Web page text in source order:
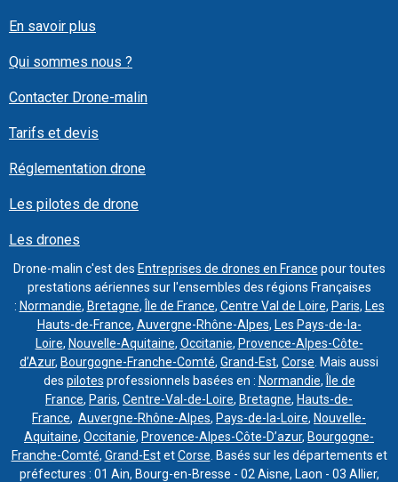
En savoir plus
Qui sommes nous ?
Contacter Drone-malin
Tarifs et devis
Réglementation drone
Les pilotes de drone
Les drones
Drone-malin c'est des Entreprises de drones en France pour toutes
prestations aériennes sur l'ensembles des régions Françaises
: Normandie, Bretagne, Île de France, Centre Val de Loire, Paris, Les
Hauts-de-France, Auvergne-Rhône-Alpes, Les Pays-de-la-
Loire, Nouvelle-Aquitaine, Occitanie, Provence-Alpes-Côte-
d’Azur, Bourgogne-Franche-Comté, Grand-Est, Corse . Mais aussi
des pilotes professionnels basées en : Normandie,
Île de
France, Paris, Centre-Val-de-Loire, Bretagne, Hauts-de-
France, Auvergne-Rhône-Alpes, Pays-de-la-Loire, Nouvelle-
Aquitaine, Occitanie, Provence-Alpes-Côte-D’azur, Bourgogne-
Franche-Comté, Grand-EstetCorse . Basés sur les départements et
préfectures : 01 Ain, Bourg-en-Bresse - 02 Aisne, Laon - 03 Allier,